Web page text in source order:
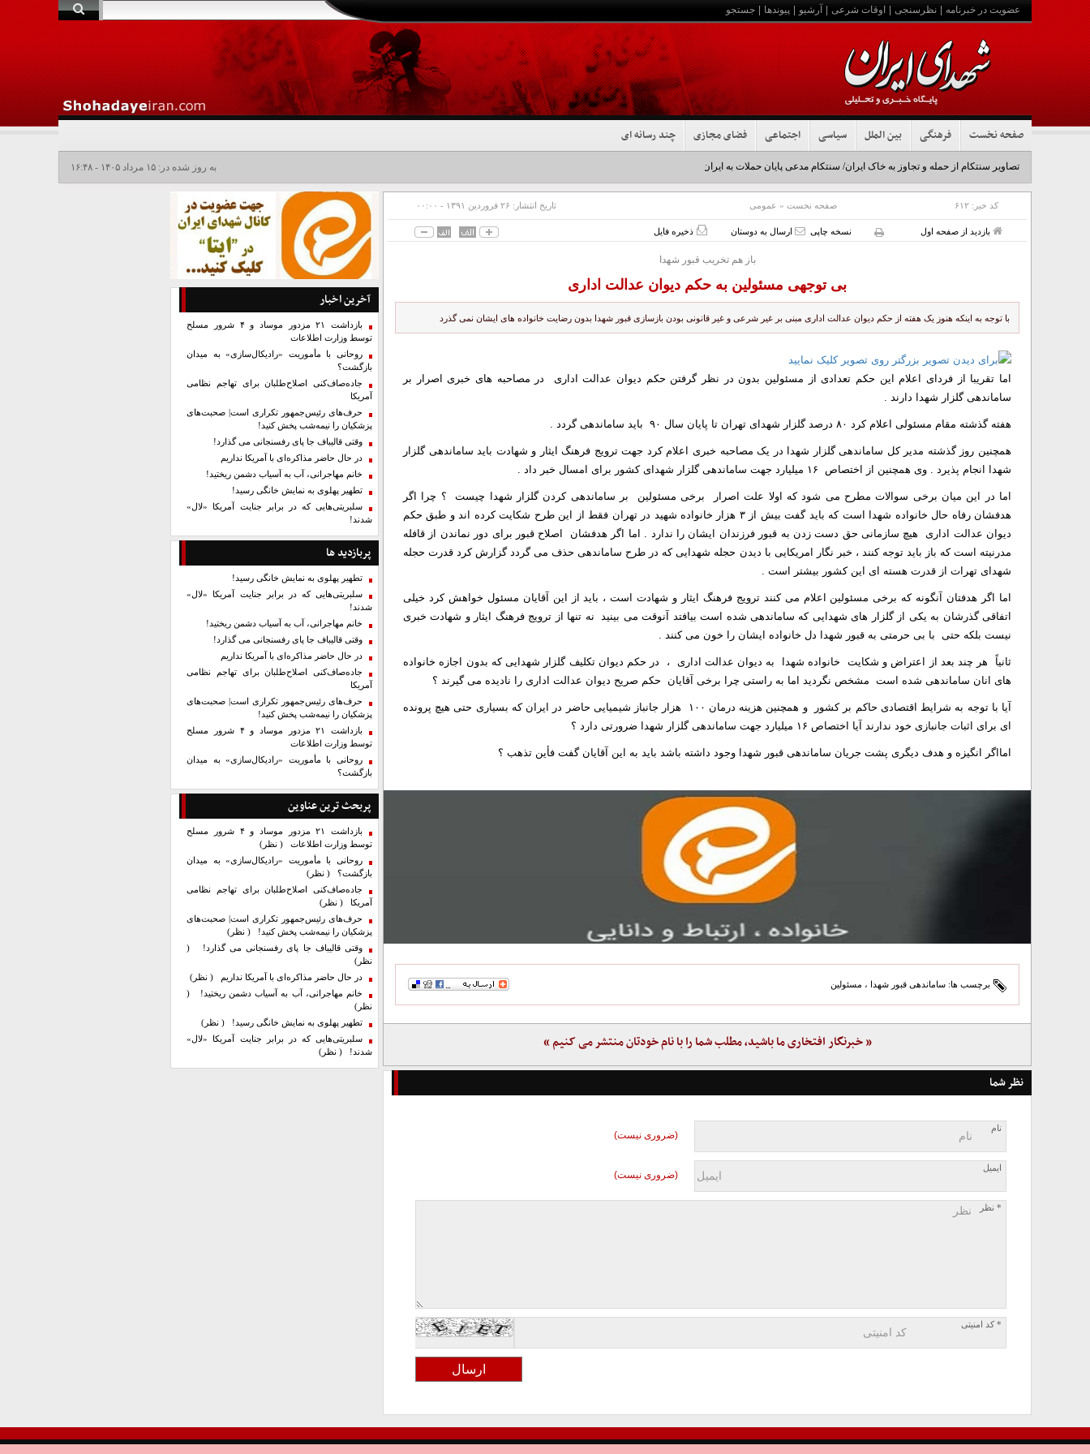
عضویت در خبرنامه نظرسنجی اوقات شرعی آرشیو پیوندها جستجو
صفحه نخست فرهنگی بین الملل سیاسی اجتماعی فضای مجازی چند رسانه ای
تصاویر سنتکام از حمله و تجاوز به خاک ایران/ سنتکام مدعی پایان حملات به ایران شد+فیلم به روز شده در: ۱۵ مرداد ۱۴۰۵ - ۱۶:۴۸
کد خبر: ۶۱۲ صفحه نخست » عمومی تاریخ انتشار: ۲۶ فروردين ۱۳۹۱ - ۰۰:۰۰
بازدید از صفحه اول نسخه چاپی ارسال به دوستان ذخیره فایل
باز هم تخریب قبور شهدا
بی توجهی مسئولین به حکم دیوان عدالت اداری
با توجه به اینکه هنوز یک هفته از حکم دیوان عدالت اداری مبنی بر غیر شرعی و غیر قانونی بودن بازسازی قبور شهدا بدون رضایت خانواده های ایشان نمی گذرد
اما تقریبا از فردای اعلام این حکم تعدادی از مسئولین بدون در نظر گرفتن حکم دیوان عدالت اداری در مصاحبه های خبری اصرار بر
ساماندهی گلزار شهدا دارند .
هفته گذشته مقام مسئولی اعلام کرد ۸۰ درصد گلزار شهدای تهران تا پایان سال ۹۰ باید ساماندهی گردد .
همچنین روز گذشته مدیر کل ساماندهی گلزار شهدا در یک مصاحبه خبری اعلام کرد جهت ترویج فرهنگ ایثار و شهادت باید ساماندهی گلزار
شهدا انجام پذیرد . وی همچنین از اختصاص ۱۶ میلیارد جهت ساماندهی گلزار شهدای کشور برای امسال خبر داد .
اما در این میان برخی سوالات مطرح می شود که اولا علت اصرار برخی مسئولین بر ساماندهی کردن گلزار شهدا چیست ؟ چرا اگر
هدفشان رفاه حال خانواده شهدا است که باید گفت بیش از ۳ هزار خانواده شهید در تهران فقط از این طرح شکایت کرده اند و طبق حکم
دیوان عدالت اداری هیچ سازمانی حق دست زدن به قبور فرزندان ایشان را ندارد . اما اگر هدفشان اصلاح قبور برای دور نماندن از قافله
مدرنیته است که باز باید توجه کنند ، خبر نگار امریکایی با دیدن حجله شهدایی که در طرح ساماندهی حذف می گردد گزارش کرد قدرت حجله
شهدای تهرات از قدرت هسته ای این کشور بیشتر است .
اما اگر هدفتان آنگونه که برخی مسئولین اعلام می کنند ترویج فرهنگ ایثار و شهادت است ، باید از این آقایان مسئول خواهش کرد خیلی
اتفاقی گذرشان به یکی از گلزار های شهدایی که ساماندهی شده است بیافتد آنوقت می بینید نه تنها از ترویج فرهنگ ایثار و شهادت خبری
نیست بلکه حتی با بی حرمتی به قبور شهدا دل خانواده ایشان را خون می کنند .
ثانیاً هر چند بعد از اعتراض و شکایت خانواده شهدا به دیوان عدالت اداری ، در حکم دیوان تکلیف گلزار شهدایی که بدون اجازه خانواده
های انان ساماندهی شده است مشخص نگردید اما به راستی چرا برخی آقایان حکم صریح دیوان عدالت اداری را نادیده می گیرند ؟
آیا با توجه به شرایط اقتصادی حاکم بر کشور و همچنین هزینه درمان ۱۰۰ هزار جانباز شیمیایی حاضر در ایران که بسیاری حتی هیچ پرونده
ای برای اثبات جانبازی خود ندارند آیا اختصاص ۱۶ میلیارد جهت ساماندهی گلزار شهدا ضرورتی دارد ؟
امااگر انگیزه و هدف دیگری پشت جریان ساماندهی قبور شهدا وجود داشته باشد باید به این آقایان گفت فأین تذهب ؟
برچسب ها: ساماندهی قبور شهدا ، مسئولین
« خبرنگار افتخاری ما باشید، مطلب شما را با نام خودتان منتشر می کنیم »
نظر شما
نام
(ضروری نیست)
ایمیل
(ضروری نیست)
* نظر
* کد امنیتی
آخرین اخبار
بازداشت ۲۱ مزدور موساد و ۴ شرور مسلح
توسط وزارت اطلاعات
روحانی با مأموریت «رادیکال‌سازی» به میدان
بازگشت؟
جاده‌صاف‌کنی اصلاح‌طلبان برای تهاجم نظامی
آمریکا
حرف‌های رئیس‌جمهور تکراری است| صحبت‌های
پزشکیان را نیمه‌شب پخش کنید!
وقتی قالیباف جا پای رفسنجانی می گذارد!
در حال حاضر مذاکره‌ای با آمریکا نداریم
خانم مهاجرانی، آب به آسیاب دشمن ریختید!
تطهیر پهلوی به نمایش خانگی رسید!
سلبریتی‌هایی که در برابر جنایت آمریکا «لال»
شدند!
پربازدید ها
تطهیر پهلوی به نمایش خانگی رسید!
سلبریتی‌هایی که در برابر جنایت آمریکا «لال»
شدند!
خانم مهاجرانی، آب به آسیاب دشمن ریختید!
وقتی قالیباف جا پای رفسنجانی می گذارد!
در حال حاضر مذاکره‌ای با آمریکا نداریم
جاده‌صاف‌کنی اصلاح‌طلبان برای تهاجم نظامی
آمریکا
حرف‌های رئیس‌جمهور تکراری است| صحبت‌های
پزشکیان را نیمه‌شب پخش کنید!
بازداشت ۲۱ مزدور موساد و ۴ شرور مسلح
توسط وزارت اطلاعات
روحانی با مأموریت «رادیکال‌سازی» به میدان
بازگشت؟
پربحث ترین عناوین
بازداشت ۲۱ مزدور موساد و ۴ شرور مسلح
توسط وزارت اطلاعات ( نظر)
روحانی با مأموریت «رادیکال‌سازی» به میدان
بازگشت؟ ( نظر)
جاده‌صاف‌کنی اصلاح‌طلبان برای تهاجم نظامی
آمریکا ( نظر)
حرف‌های رئیس‌جمهور تکراری است| صحبت‌های
پزشکیان را نیمه‌شب پخش کنید! ( نظر)
وقتی قالیباف جا پای رفسنجانی می گذارد! (
نظر)
در حال حاضر مذاکره‌ای با آمریکا نداریم ( نظر)
خانم مهاجرانی، آب به آسیاب دشمن ریختید! (
نظر)
تطهیر پهلوی به نمایش خانگی رسید! ( نظر)
سلبریتی‌هایی که در برابر جنایت آمریکا «لال»
شدند! ( نظر)